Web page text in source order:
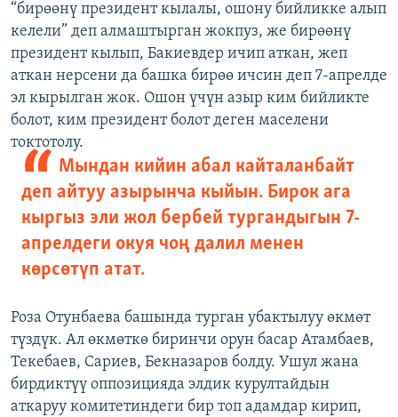
“бирөөнү президент кылалы, ошону бийликке алып
келели” деп алмаштырган жокпуз, же бирөөнү
президент кылып, Бакиевдер ичип аткан, жеп
аткан нерсени да башка бирөө ичсин деп 7-апрелде
эл кырылган жок. Ошон үчүн азыр ким бийликте
болот, ким президент болот деген маселени
токтотолу.
Мындан кийин абал кайталанбайт
деп айтуу азырынча кыйын. Бирок ага
кыргыз эли жол бербей тургандыгын 7-
апрелдеги окуя чоң далил менен
көрсөтүп атат.
Роза Отунбаева башында турган убактылуу өкмөт
түздүк. Ал өкмөткө биринчи орун басар Атамбаев,
Текебаев, Сариев, Бекназаров болду. Ушул жана
бирдиктүү оппозицияда элдик курултайдын
аткаруу комитетиндеги бир топ адамдар кирип,